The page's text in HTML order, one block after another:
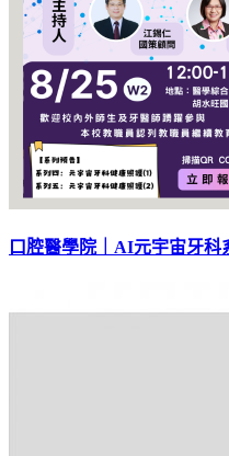
口腔醫學院｜AI元宇宙牙